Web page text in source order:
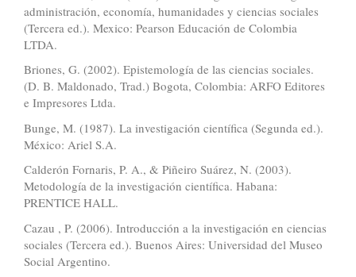
administración, economía, humanidades y ciencias sociales
(Tercera ed.). Mexico: Pearson Educación de Colombia
LTDA.
Briones, G. (2002). Epistemología de las ciencias sociales.
(D. B. Maldonado, Trad.) Bogota, Colombia: ARFO Editores
e Impresores Ltda.
Bunge, M. (1987). La investigación científica (Segunda ed.).
México: Ariel S.A.
Calderón Fornaris, P. A., & Piñeiro Suárez, N. (2003).
Metodología de la investigación científica. Habana:
PRENTICE HALL.
Cazau , P. (2006). Introducción a la investigación en ciencias
sociales (Tercera ed.). Buenos Aires: Universidad del Museo
Social Argentino.